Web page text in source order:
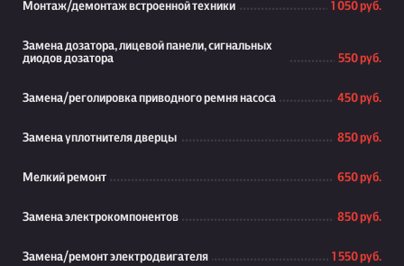
Монтаж/демонтаж встроенной техники 1 050 руб.
Замена дозатора, лицевой панели, сигнальных
диодов дозатора
550 руб.
Замена/реголировка приводного ремня насоса 450 руб.
Замена уплотнителя дверцы 850 руб.
Мелкий ремонт 650 руб.
Замена электрокомпонентов 850 руб.
Замена/ремонт электродвигателя 1 550 руб.